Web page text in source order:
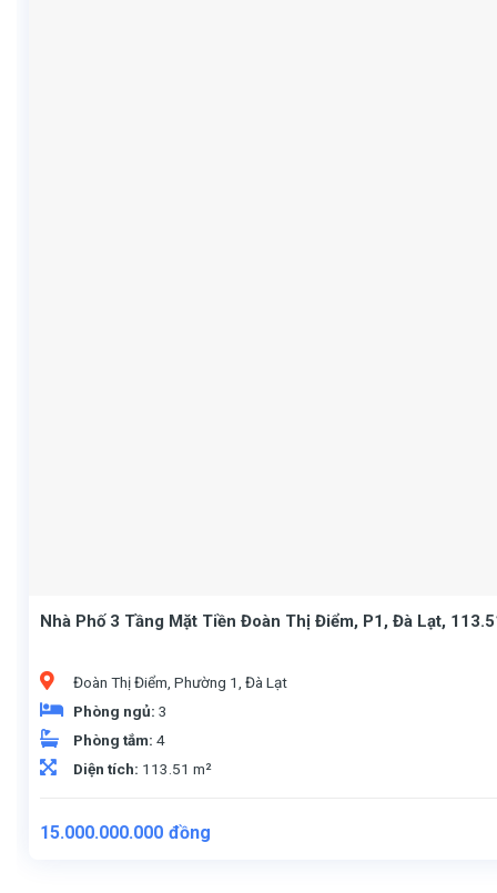
Nhà Phố 3 Tầng Mặt Tiền Đoàn Thị Điểm, P1, Đà Lạt,
Đoàn Thị Điểm, Phường 1, Đà Lạt
Phòng ngủ: 3
Phòng tắm: 4
Diện tích: 113.51 m²
15.000.000.000 đồng